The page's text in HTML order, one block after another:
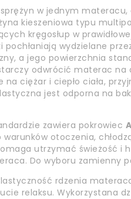
w jednym
kieszeniowa typu
kręgosłup w
wydzielane
a jego powierzchnia
odwrócić materac
ciężar i ciepło ciała,
jest odporna na
zawiera pokrowiec
otoczenia,
utrzymać świeżość i
Do wyboru zamienny
rdzenia
relaksu. Wykorzystana